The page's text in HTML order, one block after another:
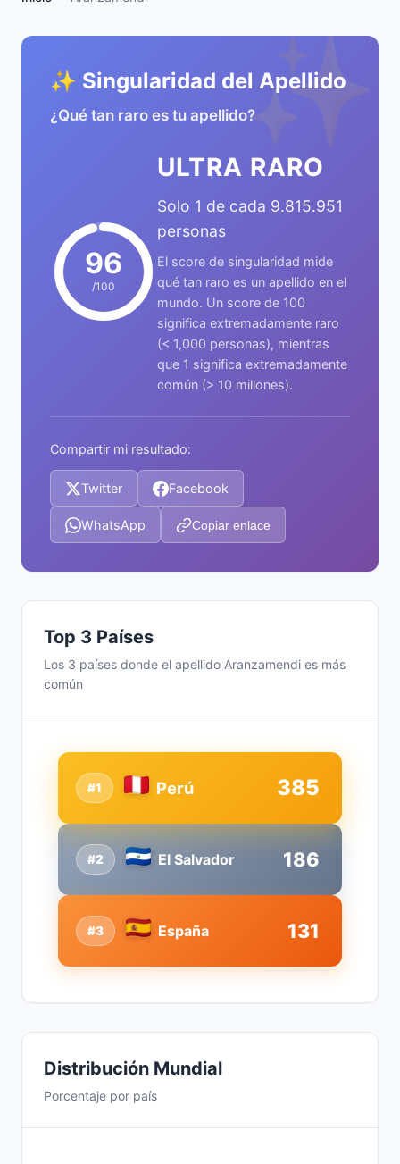
✨
✨ Singularidad del Apellido
¿Qué tan raro es tu apellido?
96
/100
ULTRA RARO
Solo 1 de cada 9.815.951
personas
El score de singularidad mide
qué tan raro es un apellido en el
mundo. Un score de 100
significa extremadamente raro
(< 1,000 personas), mientras
que 1 significa extremadamente
común (> 10 millones).
Compartir mi resultado:
Twitter Facebook
WhatsApp Copiar enlace
Top 3 Países
Los 3 países donde el apellido Aranzamendi es más
común
#2 El Salvador 186
#1 Perú 385
#3 España 131
Distribución Mundial
Porcentaje por país